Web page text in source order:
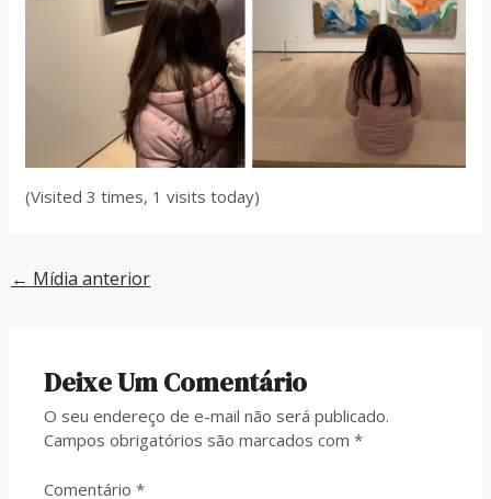
(Visited 3 times, 1 visits today)
← Mídia anterior
Deixe Um Comentário
O seu endereço de e-mail não será publicado.
Campos obrigatórios são marcados com*
Comentário*